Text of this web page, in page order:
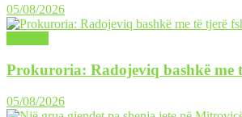
05/08/2026
Prokuroria: Radojeviq bashkë me
05/08/2026